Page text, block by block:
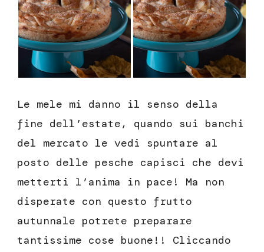
Le mele mi danno il senso della
fine dell’estate, quando sui banchi
del mercato le vedi spuntare al
posto delle pesche capisci che devi
metterti l’anima in pace! Ma non
disperate con questo frutto
autunnale potrete preparare
tantissime cose buone!! Cliccando